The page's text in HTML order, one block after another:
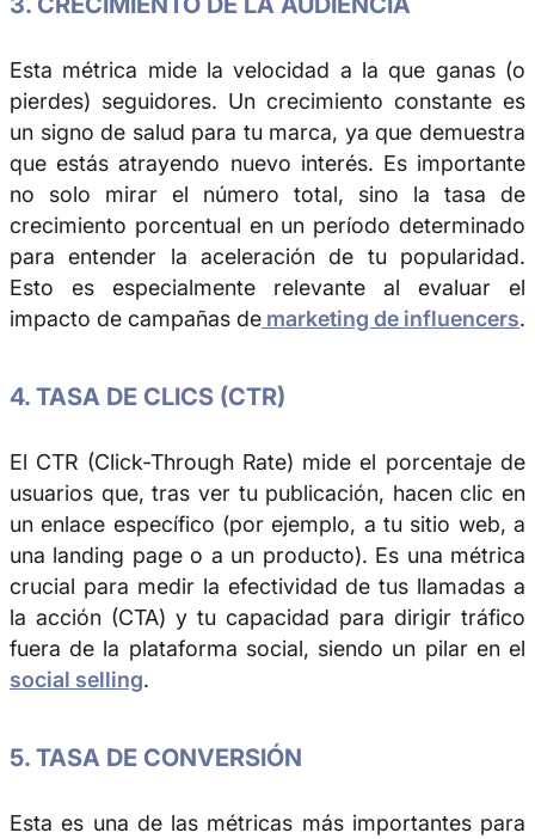
Esta métrica mide la velocidad a la que ganas (o
pierdes) seguidores. Un crecimiento constante es
un signo de salud para tu marca, ya que demuestra
que estás atrayendo nuevo interés. Es importante
no solo mirar el número total, sino la tasa de
crecimiento porcentual en un período determinado
para entender la aceleración de tu popularidad.
Esto es especialmente relevante al evaluar el
impacto de campañas de marketing de influencers.
4. TASA DE CLICS (CTR)
El CTR (Click-Through Rate) mide el porcentaje de
usuarios que, tras ver tu publicación, hacen clic en
un enlace específico (por ejemplo, a tu sitio web, a
una landing page o a un producto). Es una métrica
crucial para medir la efectividad de tus llamadas a
la acción (CTA) y tu capacidad para dirigir tráfico
fuera de la plataforma social, siendo un pilar en el
social selling.
5. TASA DE CONVERSIÓN
Esta es una de las métricas más importantes para